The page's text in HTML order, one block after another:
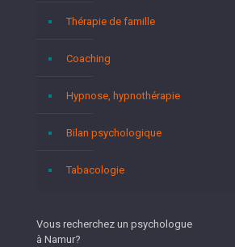
Thérapie de famille
Coaching
Hypnose, hypnothérapie
Bilan psychologique
Tabacologie
Vous recherchez un psychologue
à Namur?